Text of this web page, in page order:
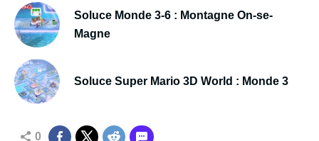
Soluce Monde 3-6 : Montagne On-se-
Magne
Soluce Super Mario 3D World : Monde 3
0